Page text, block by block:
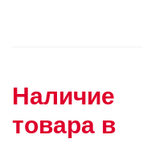
Наличие
товара в